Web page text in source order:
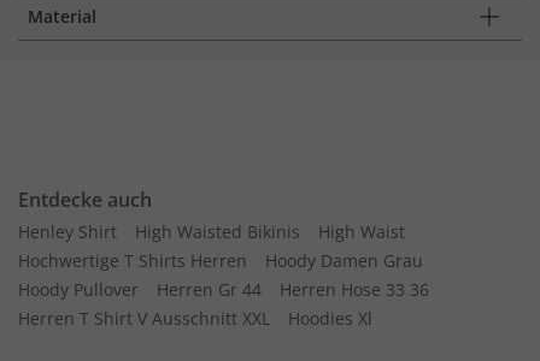
Material
Entdecke auch
Henley Shirt High Waisted Bikinis
High Waist
Hochwertige T Shirts Herren
Hoody Damen Grau
Hoody Pullover
Herren Gr 44
Herren Hose 33 36
Herren T Shirt V Ausschnitt XXL
Hoodies Xl